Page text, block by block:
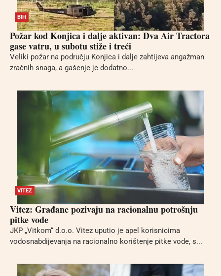
BIH
Požar kod Konjica i dalje aktivan: Dva Air Tractora
gase vatru, u subotu stiže i treći
Veliki požar na području Konjica i dalje zahtijeva angažman
zračnih snaga, a gašenje je dodatno...
VITEZ
Vitez: Građane pozivaju na racionalnu potrošnju
pitke vode
JKP „Vitkom“ d.o.o. Vitez uputio je apel korisnicima
vodosnabdijevanja na racionalno korištenje pitke vode, s...